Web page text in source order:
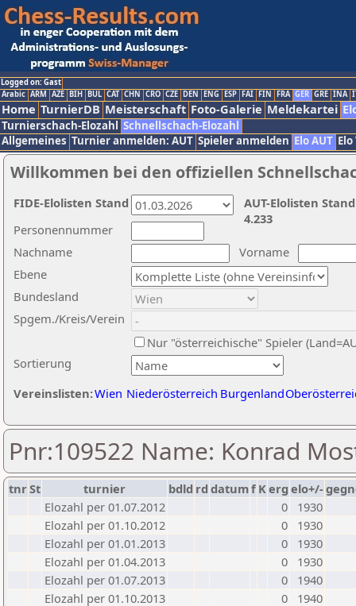
Logged on: Gast
Arabic ARM AZE BIH BUL CAT CHN CRO CZE DEN ENG ESP FAI FIN FRA GER GRE INA
Home TurnierDB Meisterschaft Foto-Galerie Meldekartei
Turnierschach-Elozahl Schnellschach-Elozahl
Allgemeines Turnier anmelden: AUT Spieler anmelden Elo AUT
Willkommen bei den offiziellen
Nachname
Vorname
Ebene
Sortierung
Personennummer
Bundesland
Spgem./Kreis/Verein
Nur "österreichische" Spieler
Vereinslisten:Wien Niederösterreich Burgenland
AUT-Elolisten
4.233
FIDE-Elolisten Stand
Pnr:109522 Name: Konrad
tnrSt turnier bdld rd datumf Kerg elo+/-
Elozahl per 01.07.2012
0
1930
Elozahl per 01.10.2012
0
1930
Elozahl per 01.01.2013
0
1930
Elozahl per 01.04.2013
0
1930
Elozahl per 01.07.2013
0
1940
Elozahl per 01.10.2013
0
1940